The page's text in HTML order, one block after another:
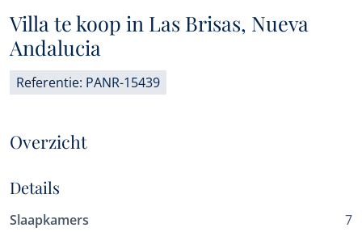
Villa te koop in Las Brisas, Nueva
Andalucia
Referentie: PANR-15439
Overzicht
Details
Slaapkamers
7